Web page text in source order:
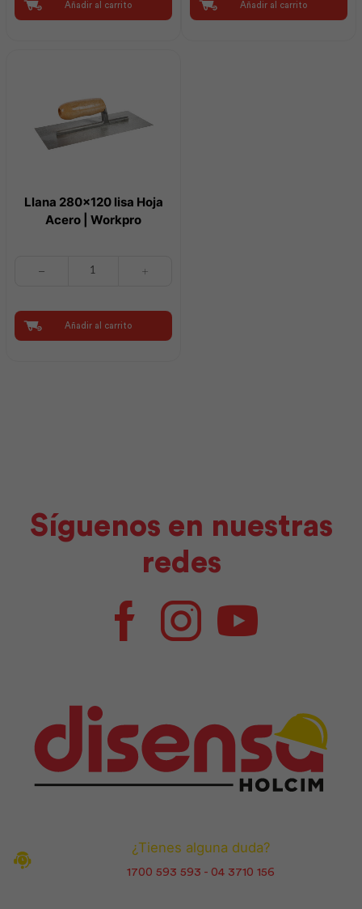
Tint
1
Añadir al carrito
Hueso
5
Añadir al carrito
Llana 280×120 lisa Hoja
Acero | Workpro
Hoja
Acero
|
Añadir al carrito
Síguenos en nuestras
redes
FacebookInstagramYoutube
¿Tienes alguna duda?
1700 593 593 - 04 3710 156